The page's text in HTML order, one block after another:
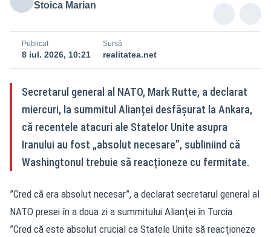
Stoica Marian
Publicat
8 iul. 2026, 10:21
Sursă
realitatea.net
Secretarul general al NATO, Mark Rutte, a declarat
miercuri, la summitul Alianței desfășurat la Ankara,
că recentele atacuri ale Statelor Unite asupra
Iranului au fost „absolut necesare”, subliniind că
Washingtonul trebuie să reacționeze cu fermitate.
”Cred că era absolut necesar”, a declarat secretarul general al
NATO presei în a doua zi a summitului Alianţei în Turcia.
”Cred că este absolut crucial ca Statele Unite să reacţioneze